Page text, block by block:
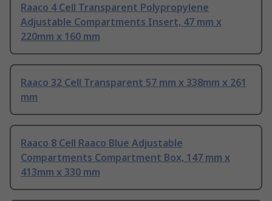
Raaco 4 Cell Transparent Polypropylene
Adjustable Compartments Insert, 47 mm x
220mm x 160 mm
Raaco 32 Cell Transparent 57 mm x 338mm x 261
mm
Raaco 8 Cell Raaco Blue Adjustable
Compartments Compartment Box, 147 mm x
413mm x 330 mm